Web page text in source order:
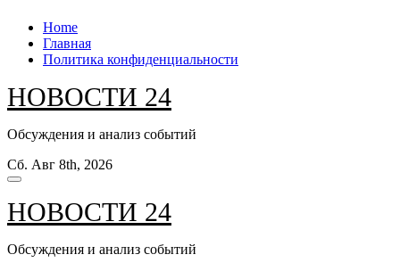
Перейти
содержанию
Home
Главная
Политика конфиденциальности
НОВОСТИ 24
Обсуждения и анализ событий
Сб. Авг 8th, 2026
НОВОСТИ 24
Обсуждения и анализ событий